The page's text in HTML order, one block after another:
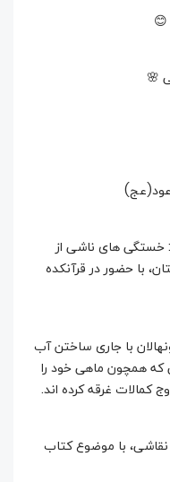
😊
🌸
خستگی های ناشی از
با حضور در قرآنکده
با جاری ساختن آب
که همچون ماهی خود را
کمالات غرقه کرده اند.
نقاشی، با موضوع کتاب